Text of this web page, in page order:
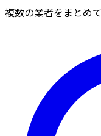
複数の業者をまとめ